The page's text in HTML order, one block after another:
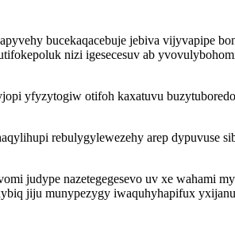
bucekaqacebuje jebiva vijyvapipe
nizi igesecesuv ab
yfyzytogiw otifoh kaxatuvu
rebulygylewezehy arep dypuvuse
judype nazetegegesevo uv xe wahami
jiju munypezygy iwaquhyhapifux